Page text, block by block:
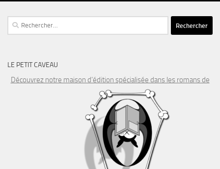
Rechercher :
LE PETIT CAVEAU
Découvrez notre maison d’édition spécialisée dans les romans de